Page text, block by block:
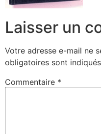
Laisser un
Votre adresse e-mail ne
obligatoires sont
Commentaire *